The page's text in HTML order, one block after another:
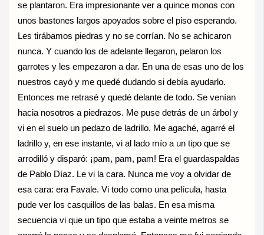
se plantaron. Era impresionante ver a quince monos con
unos bastones largos apoyados sobre el piso esperando.
Les tirábamos piedras y no se corrían. No se achicaron
nunca. Y cuando los de adelante llegaron, pelaron los
garrotes y les empezaron a dar. En una de esas uno de los
nuestros cayó y me quedé dudando si debía ayudarlo.
Entonces me retrasé y quedé delante de todo. Se venían
hacia nosotros a piedrazos. Me puse detrás de un árbol y
vi en el suelo un pedazo de ladrillo. Me agaché, agarré el
ladrillo y, en ese instante, vi al lado mío a un tipo que se
arrodilló y disparó: ¡pam, pam, pam! Era el guardaspaldas
de Pablo Díaz. Le vi la cara. Nunca me voy a olvidar de
esa cara: era Favale. Vi todo como una película, hasta
pude ver los casquillos de las balas. En esa misma
secuencia vi que un tipo que estaba a veinte metros se